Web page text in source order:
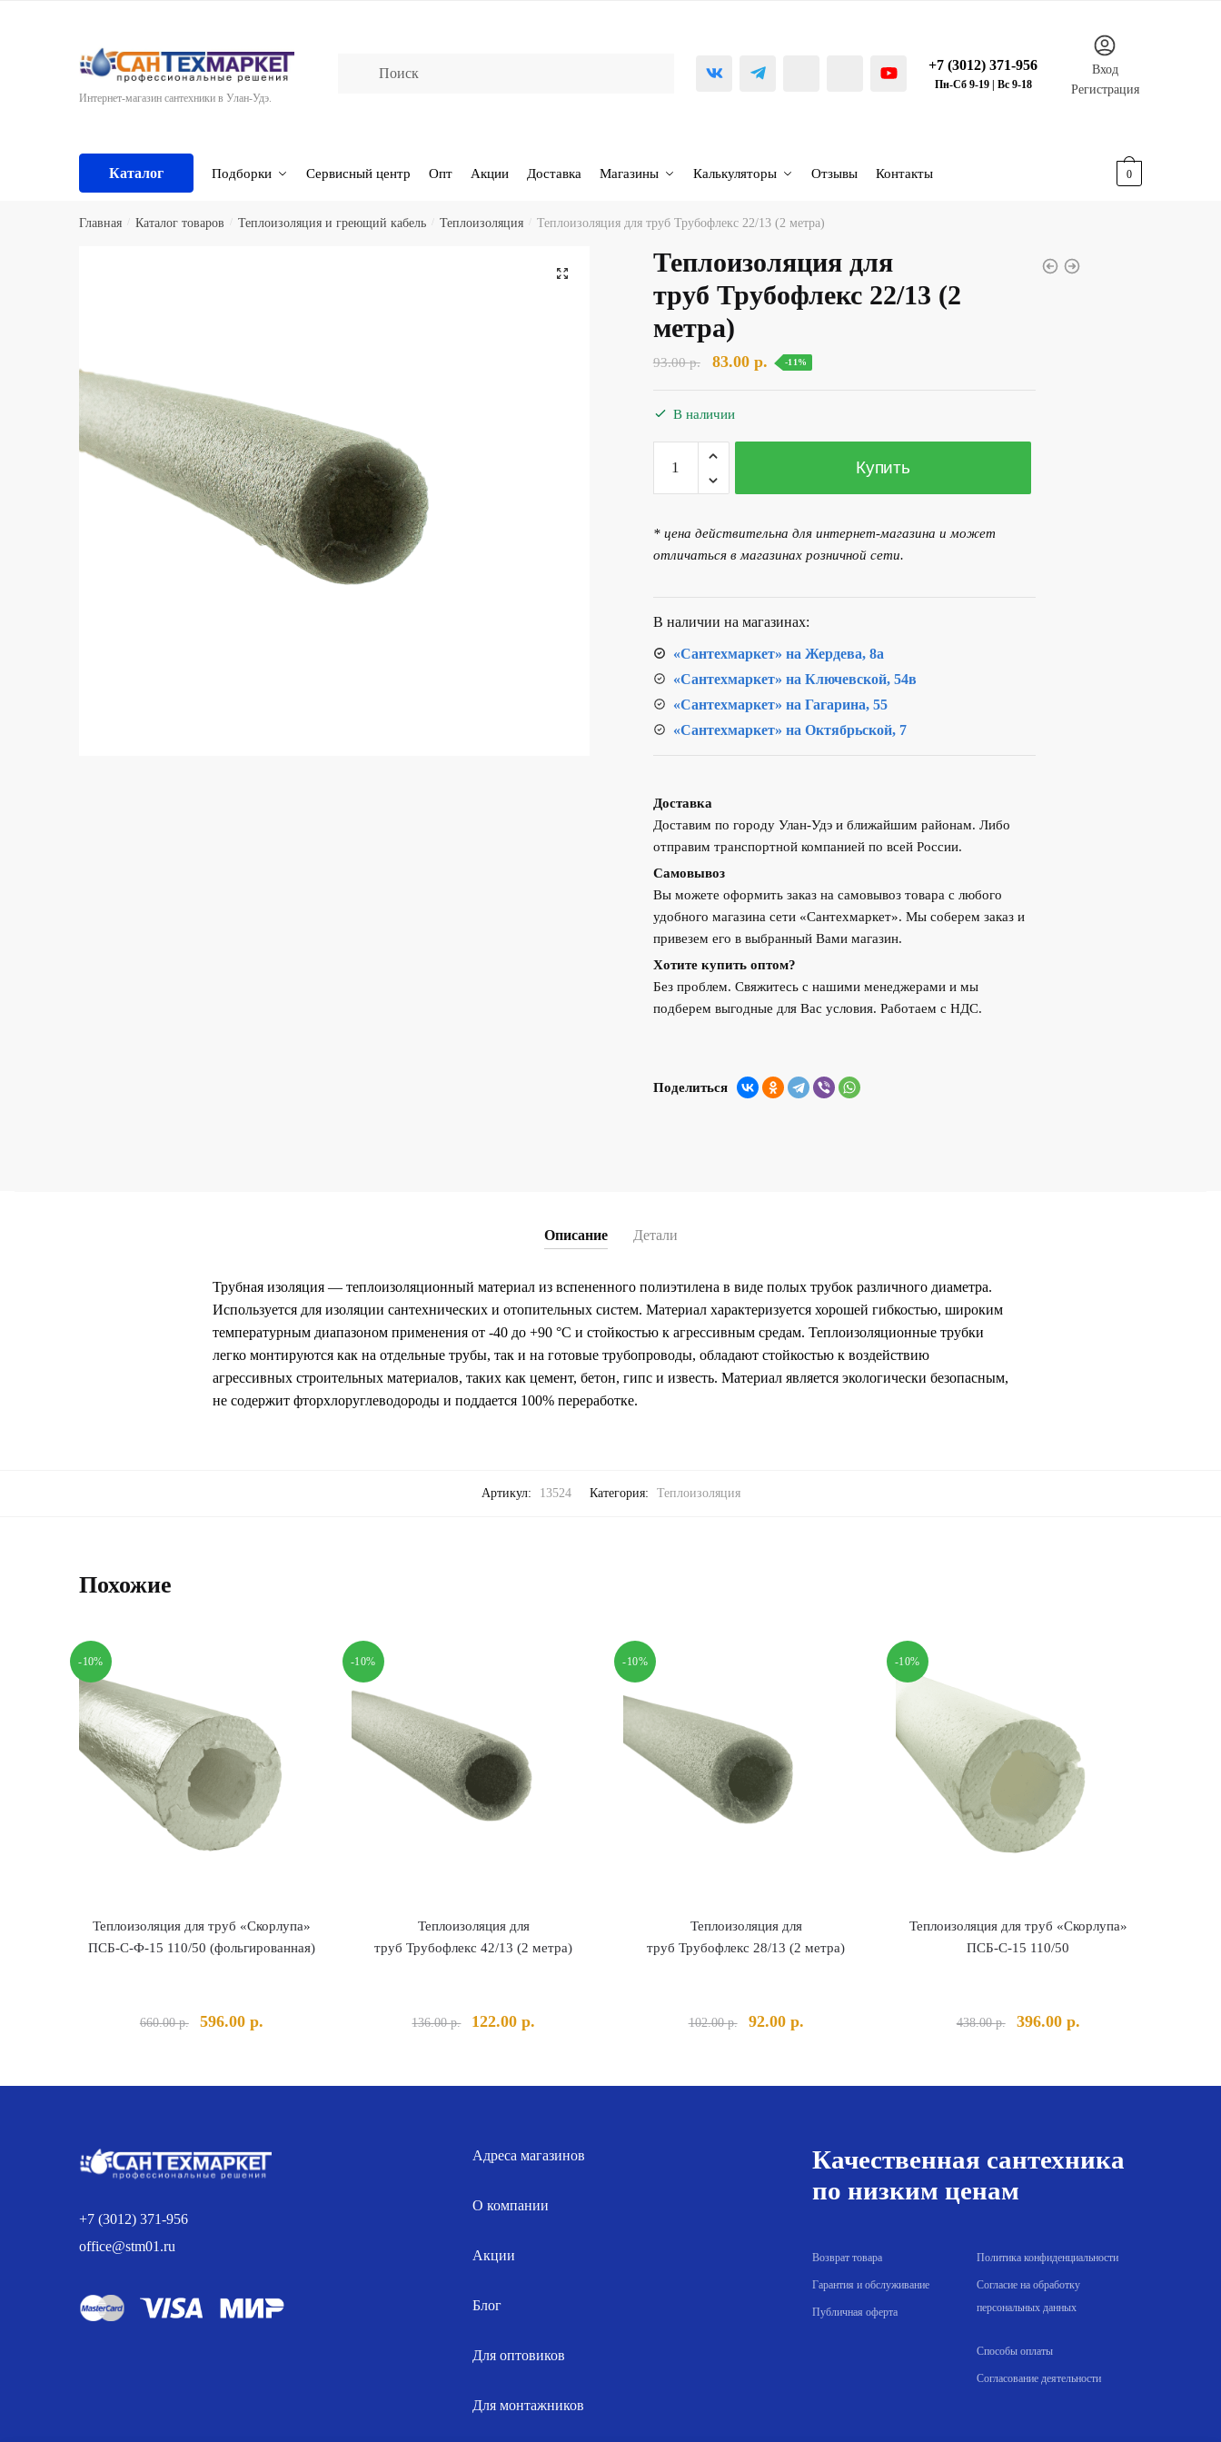
Интернет-магазин сантехники в Улан-Удэ.
+7 (3012) 371-956
Пн-Сб 9-19 | Вс 9-18
Вход
Регистрация
Каталог Подборки Сервисный центр Опт Акции Доставка Магазины Калькуляторы Отзывы Контакты 0
Главная Каталог товаров Теплоизоляция и греющий кабель Теплоизоляция Теплоизоляция для труб Трубофлекс 22/13 (2 метра)
🔍
Теплоизоляция для
труб Трубофлекс 22/13 (2
метра)
93.00р.
Первоначальная
составляла
93.00 р..
83.00 р.Текущая
-11%
В наличии
Количество
товара
Теплоизоляция
труб Трубофлекс 22/13 (2
Купить
* цена действительна для интернет-магазина и может
отличаться в магазинах розничной сети.
В наличии на магазинах:
«Сантехмаркет» на Жердева, 8а
«Сантехмаркет» на Ключевской, 54в
«Сантехмаркет» на Гагарина, 55
«Сантехмаркет» на Октябрьской, 7
Доставка
Доставим по городу Улан-Удэ и ближайшим районам. Либо
отправим транспортной компанией по всей России.
Самовывоз
Вы можете оформить заказ на самовывоз товара с любого
удобного магазина сети «Сантехмаркет». Мы соберем заказ и
привезем его в выбранный Вами магазин.
Хотите купить оптом?
Без проблем. Свяжитесь с нашими менеджерами и мы
подберем выгодные для Вас условия. Работаем с НДС.
Поделиться
Описание Детали
Трубная изоляция — теплоизоляционный материал из вспененного полиэтилена в виде полых трубок различного диаметра.
Используется для изоляции сантехнических и отопительных систем. Материал характеризуется хорошей гибкостью, широким
температурным диапазоном применения от -40 до +90 °С и стойкостью к агрессивным средам. Теплоизоляционные трубки
легко монтируются как на отдельные трубы, так и на готовые трубопроводы, обладают стойкостью к воздействию
агрессивных строительных материалов, таких как цемент, бетон, гипс и известь. Материал является экологически безопасным,
не содержит фторхлоруглеводороды и поддается 100% переработке.
Артикул: 13524 Категория: Теплоизоляция
Похожие
-10%
Теплоизоляция для труб «Скорлупа»
ПСБ-С-Ф-15 110/50 (фольгированная)
660.00р.
Первоначальная
660.00 р..
596.00 р.
-10%
Теплоизоляция для
труб Трубофлекс 42/13 (2 метра)
136.00р.
Первоначальная
136.00 р..
122.00р.
-10%
Теплоизоляция для
труб Трубофлекс 28/13 (2 метра)
102.00р.
Первоначальная
102.00 р..
92.00 р.
-10%
Теплоизоляция для труб «Скорлупа»
ПСБ-С-15 110/50
438.00р.
Первоначальная
438.00 р..
396.00 р.
+7 (3012) 371-956
office@stm01.ru
Адреса магазинов
О компании
Акции
Блог
Для оптовиков
Для монтажников
Качественная сантехника
по низким ценам
Возврат товара
Гарантия и обслуживание
Публичная оферта
Политика конфиденциальности
Согласие на обработку
персональных данных
Способы оплаты
Согласование деятельности